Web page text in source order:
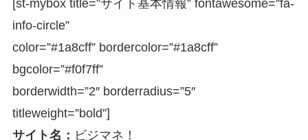
[st-mybox title=”サイト基本情報” fontawesome=”fa-
info-circle”
color=”#1a8cff” bordercolor=”#1a8cff”
bgcolor=”#f0f7ff”
borderwidth=”2″ borderradius=”5″
titleweight=”bold”]
サイト名： ビジマネ！